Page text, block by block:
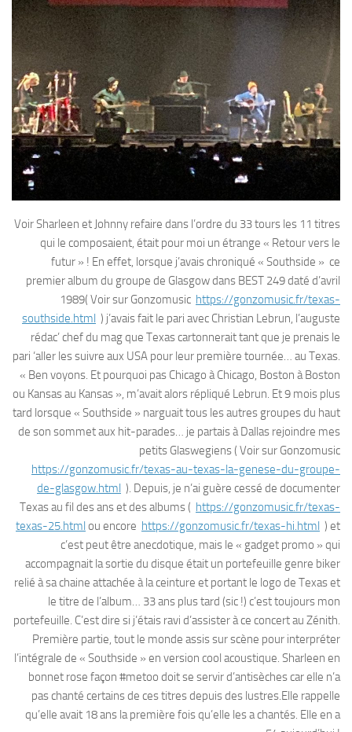
Voir Sharleen et Johnny refaire dans l’ordre du 33 tours les 11 titres
qui le composaient, était pour moi un étrange « Retour vers le
futur » ! En effet, lorsque j’avais chroniqué « Southside » ce
premier album du groupe de Glasgow dans BEST 249 daté d’avril
1989( Voir sur Gonzomusic https://gonzomusic.fr/texas-
southside.html ) j’avais fait le pari avec Christian Lebrun, l’auguste
rédac’ chef du mag que Texas cartonnerait tant que je prenais le
pari ‘aller les suivre aux USA pour leur première tournée… au Texas.
« Ben voyons. Et pourquoi pas Chicago à Chicago, Boston à Boston
ou Kansas au Kansas », m’avait alors répliqué Lebrun. Et 9 mois plus
tard lorsque « Southside » narguait tous les autres groupes du haut
de son sommet aux hit-parades… je partais à Dallas rejoindre mes
petits Glaswegiens ( Voir sur Gonzomusic
https://gonzomusic.fr/texas-au-texas-la-genese-du-groupe-
de-glasgow.html ). Depuis, je n’ai guère cessé de documenter
Texas au fil des ans et des albums ( https://gonzomusic.fr/texas-
texas-25.html ou encore https://gonzomusic.fr/texas-hi.html ) et
c’est peut être anecdotique, mais le « gadget promo » qui
accompagnait la sortie du disque était un portefeuille genre biker
relié à sa chaine attachée à la ceinture et portant le logo de Texas et
le titre de l’album… 33 ans plus tard (sic !) c’est toujours mon
portefeuille. C’est dire si j’étais ravi d’assister à ce concert au Zénith.
Première partie, tout le monde assis sur scène pour interpréter
l’intégrale de « Southside » en version cool acoustique. Sharleen en
bonnet rose façon #metoo doit se servir d’antisèches car elle n’a
pas chanté certains de ces titres depuis des lustres.Elle rappelle
qu’elle avait 18 ans la première fois qu’elle les a chantés. Elle en a